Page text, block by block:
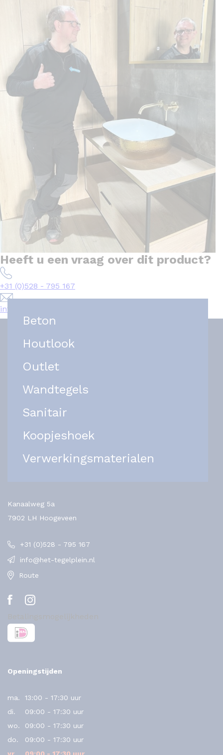
Heeft u een vraag over dit product?
+31 (0)528 - 795 167
info@het-tegelplein.nl
Beton
Houtlook
Outlet
Wandtegels
Sanitair
Koopjeshoek
Verwerkingsmaterialen
Kanaalweg 5a
7902 LH Hoogeveen
+31 (0)528 - 795 167
info@het-tegelplein.nl
Route
Openingstijden
ma.
13:00 - 17:30 uur
di.
09:00 - 17:30 uur
wo.
09:00 - 17:30 uur
do.
09:00 - 17:30 uur
vr.
09:00 - 17:30 uur